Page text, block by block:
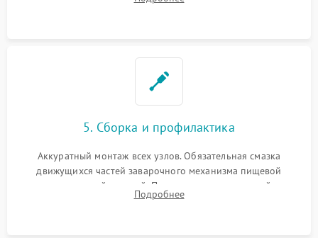
ring) и тефлоновых трубок для надежного устранения
5. Сборка и профилактика
Аккуратный монтаж всех узлов. Обязательная смазка
движущихся частей заварочного механизма пищевой
силиконовой смазкой. Проведение программной
декальцинации и очистки системы от кофейных масел.
Подробнее